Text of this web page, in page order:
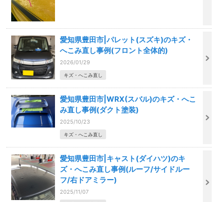
愛知県豊田市|パレット(スズキ)のキズ・
へこみ直し事例(フロント全体的)
2026/01/29
キズ・へこみ直し
愛知県豊田市|WRX(スバル)のキズ・へこ
み直し事例(ダクト塗装)
2025/10/23
キズ・へこみ直し
愛知県豊田市|キャスト(ダイハツ)のキ
ズ・へこみ直し事例(ルーフ/サイドルー
フ/右ドアミラー)
2025/11/07